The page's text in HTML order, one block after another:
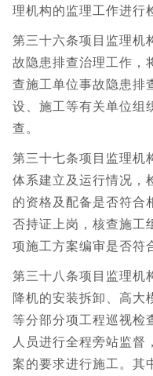
理机构的监理工作进行
第三十六条项目监理机
故隐患排查治理工作，
查施工单位事故隐患排
设、施工等有关单位组
查。
第三十七条项目监理机
体系建立及运行情况，
的资格及配备是否符合
否持证上岗，核查施工
项施工方案编审是否符
第三十八条项目监理机
降机的安装拆卸、高大
等分部分项工程巡视检
人员进行全程旁站监督
案的要求进行施工。其